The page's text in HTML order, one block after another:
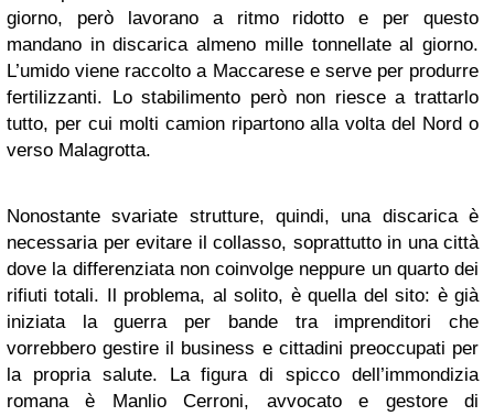
giorno, però lavorano a ritmo ridotto e per questo
mandano in discarica almeno mille tonnellate al giorno.
L’umido viene raccolto a Maccarese e serve per produrre
fertilizzanti. Lo stabilimento però non riesce a trattarlo
tutto, per cui molti camion ripartono alla volta del Nord o
verso Malagrotta.
Nonostante svariate strutture, quindi, una discarica è
necessaria per evitare il collasso, soprattutto in una città
dove la differenziata non coinvolge neppure un quarto dei
rifiuti totali. Il problema, al solito, è quella del sito: è già
iniziata la guerra per bande tra imprenditori che
vorrebbero gestire il business e cittadini preoccupati per
la propria salute. La figura di spicco dell’immondizia
romana è Manlio Cerroni, avvocato e gestore di